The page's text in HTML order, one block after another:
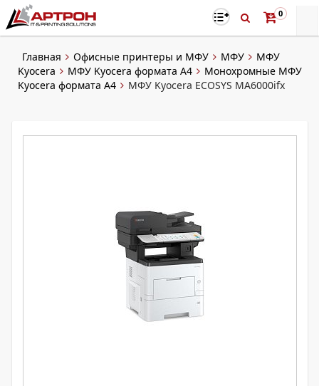
0
Главная Офисные принтеры и МФУ МФУ
МФУ
Kyocera
МФУ Kyocera формата А4
Монохромные МФУ
Kyocera формата А4
МФУ Kyocera ECOSYS MA6000ifx